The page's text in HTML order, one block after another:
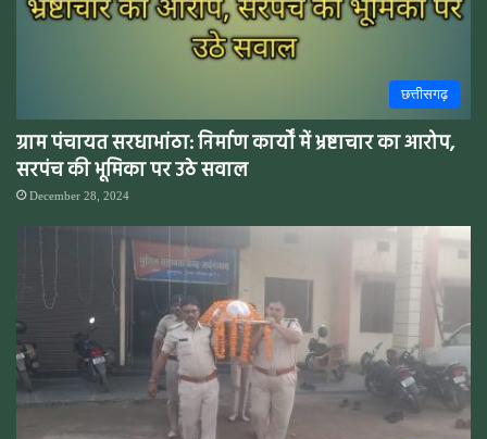
छत्तीसगढ़
ग्राम पंचायत सरधाभांठा: निर्माण कार्यों में भ्रष्टाचार का आरोप,
सरपंच की भूमिका पर उठे सवाल
December 28, 2024